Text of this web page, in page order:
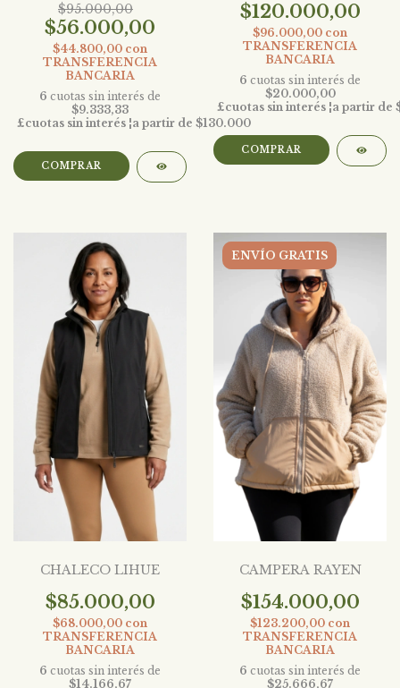
$95.000,00
$56.000,00
$44.800,00 con
TRANSFERENCIA
BANCARIA
6 cuotas sin interés de
$9.333,33
COMPRAR
$120.000,00
$96.000,00 con
TRANSFERENCIA
BANCARIA
6 cuotas sin interés de
$20.000,00
COMPRAR
CHALECO LIHUE
$85.000,00
$68.000,00 con
TRANSFERENCIA
BANCARIA
6 cuotas sin interés de
$14.166,67
ENVÍO GRATIS
CAMPERA RAYEN
$154.000,00
$123.200,00 con
TRANSFERENCIA
BANCARIA
6 cuotas sin interés de
$25.666,67